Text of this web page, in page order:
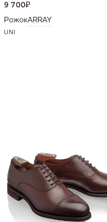
9 700₽
РожокARRAY
UNI